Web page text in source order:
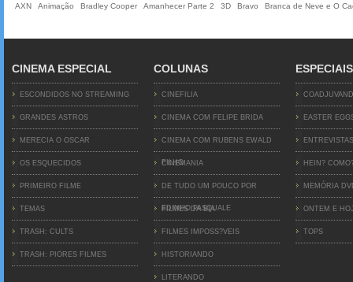
AXN
Animação Bradley Cooper Amanhecer Parte 2 3D Bravo Branca de Neve e O
CINEMA ESPECIAL
ESCONDIDOS NO STREAMING
GRANDES ASTROS
MERECIA O OSCAR
OS ESQUECIDOS
PRIMEIRO FILME
TEMAS
TRASH: CULTS
TRASH: PIORES FILMES
COLUNAS
CINEFILIA
CINEMA COM FELIPE BRIDA
CINEMA COM RUBENS EWALD
FILHO
CINEMANIA
DE TUDO UM POUCO POR
EDINHO PASQUALE
FILMES DA BIA
FILMES IMPOSS?VEIS
HISTORIANDO
LITERANDO
ESPECIAIS
EASTER
ENTREVISTAS
HEIN?
MEMÓRIA
ONTEM E
TOPS